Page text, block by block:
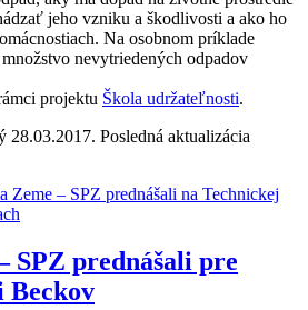
jeho vzniku a škodlivosti a ako ho
Na osobnom príklade
nevytriedených odpadov
projektu Škola udržateľnosti.
28.03.2017. Posledná aktualizácia
Zeme – SPZ prednášali na Technickej
SPZ prednášali pre
Beckov